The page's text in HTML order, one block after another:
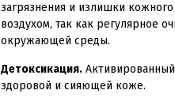
загрязнения и излишки
воздухом, так как регулярное
окружающей среды.
Детоксикация.
здоровой и сияющей коже.